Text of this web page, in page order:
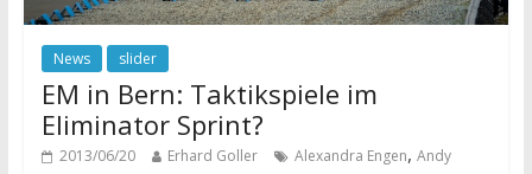
News slider
EM in Bern: Taktikspiele im
Eliminator Sprint?
2013/06/20 Erhard Goller Alexandra Engen, Andy